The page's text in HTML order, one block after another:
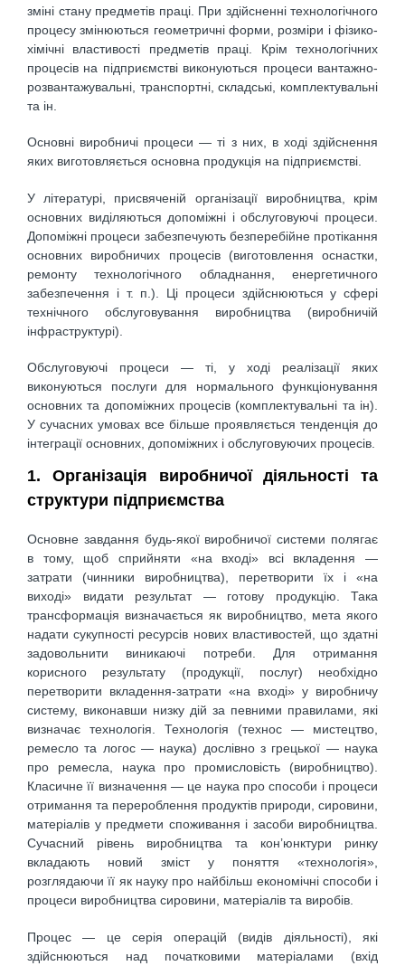
зміні стану предметів праці. При здійсненні технологічного
процесу змінюються геометричні форми, розміри і фізико-
хімічні властивості предметів праці. Крім технологічних
процесів на підприємстві виконуються процеси вантажно-
розвантажувальні, транспортні, складські, комплектувальні
та ін.
Основні виробничі процеси — ті з них, в ході здійснення
яких виготовляється основна продукція на підприємстві.
У літературі, присвяченій організації виробництва, крім
основних виділяються допоміжні і обслуговуючі процеси.
Допоміжні процеси забезпечують безперебійне протікання
основних виробничих процесів (виготовлення оснастки,
ремонту технологічного обладнання, енергетичного
забезпечення і т. п.). Ці процеси здійснюються у сфері
технічного обслуговування виробництва (виробничій
інфраструктурі).
Обслуговуючі процеси — ті, у ході реалізації яких
виконуються послуги для нормального функціонування
основних та допоміжних процесів (комплектувальні та ін).
У сучасних умовах все більше проявляється тенденція до
інтеграції основних, допоміжних і обслуговуючих процесів.
1. Організація виробничої діяльності та
структури підприємства
Основне завдання будь-якої виробничої системи полягає
в тому, щоб сприйняти «на вході» всі вкладення —
затрати (чинники виробництва), перетворити їх і «на
виході» видати результат — готову продукцію. Така
трансформація визначається як виробництво, мета якого
надати сукупності ресурсів нових властивостей, що здатні
задовольнити виникаючі потреби. Для отримання
корисного результату (продукції, послуг) необхідно
перетворити вкладення-затрати «на вході» у виробничу
систему, виконавши низку дій за певними правилами, які
визначає технологія. Технологія (технос — мистецтво,
ремесло та логос — наука) дослівно з грецької — наука
про ремесла, наука про промисловість (виробництво).
Класичне її визначення — це наука про способи і процеси
отримання та перероблення продуктів природи, сировини,
матеріалів у предмети споживання і засоби виробництва.
Сучасний рівень виробництва та кон’юнктури ринку
вкладають новий зміст у поняття «технологія»,
розглядаючи її як науку про найбільш економічні способи і
процеси виробництва сировини, матеріалів та виробів.
Процес — це серія операцій (видів діяльності), які
здійснюються над початковими матеріалами (вхід